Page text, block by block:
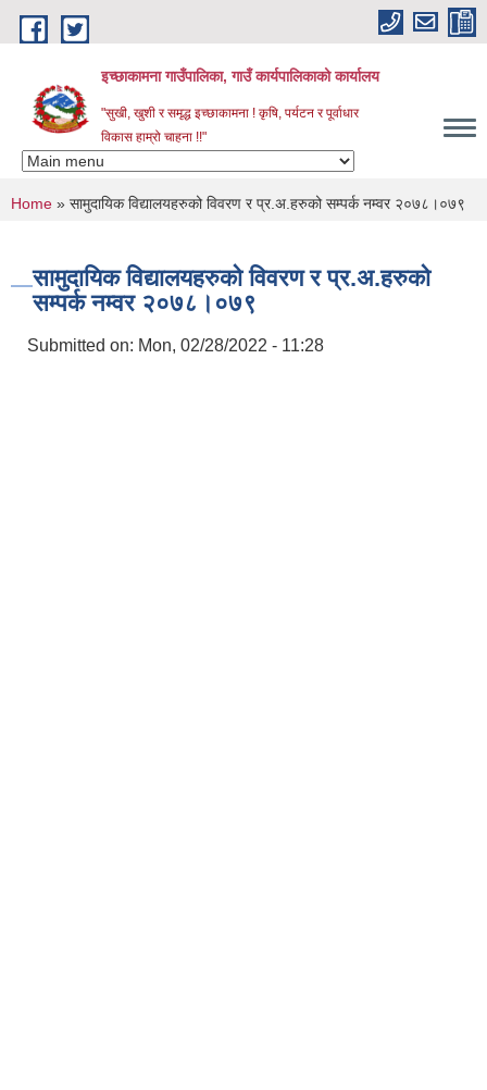
Skip to main content
इच्छाकामना गाउँपालिका, गाउँ कार्यपालिकाको कार्यालय
"सुखी, खुशी र समृद्ध इच्छाकामना ! कृषि, पर्यटन र पूर्वाधार
विकास हाम्रो चाहना !!"
You are here
Home » सामुदायिक विद्यालयहरुको विवरण र प्र.अ.हरुको सम्पर्क नम्वर २०७८।०७९
सामुदायिक विद्यालयहरुको विवरण र प्र.अ.हरुको
सम्पर्क नम्वर २०७८।०७९
Submitted on: Mon, 02/28/2022 - 11:28